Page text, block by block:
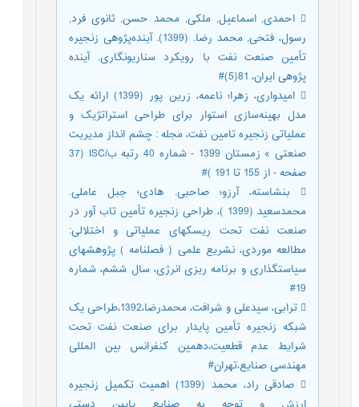
 احمدی, اسماعیل, ملکی, محمد حسن, ثانوی فرد,
رسول، فتحی, محمد رضا. (1399). آینده‌پژوهی زنجیره
تأمین صنعت نفت با رویکرد سناریونگاری. آینده
پژوهی ایران، 81(5)#
 امیدواری، زهرا؛ ناعمه، زرین پور (1399) ارائه یک
مدل بهینه‌سازی استوار برای طراحی استراتژیک و
عملیاتی زنجیره تامین نفت، مجله : چشم انداز مدیریت
صنعتی » زمستان 1399 - شماره 40 رتبه ب/ISC (‎37
صفحه - از 155 تا 191 )#
 بنشاسته، آرزو؛ صاحبی. هادی؛ جبل عاملی.
محمدسعید (1399 )، طراحی زنجیره تأمین تاب آور در
صنعت نفت تحت ریسکهای عملیاتی و اختلالی:
مطالعه موردی، نشریع علمی ( فصلنامه ) پژوهشهای
سیاستگذاری و برنامه ریزی انرژی، سال ششم، شماره
19#
 ترابی، سیدعلی و شرافت، محمدرضا،1392،طراحی یک
شبکه زنجیره تأمین پایدار برای صنعت نفت تحت
شرایط عدم قطعیت،دهمین کنفرانس بین المللی
مهندسی صنایع،تهران#
 صادقی راد، محمد (1399) اهمیت تکمیل زنجیره